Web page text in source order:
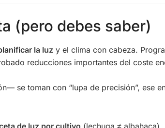
(pero debes saber)
la luz y el clima con cabeza.
reducciones importantes del coste
se toman con “lupa de precisión”, ese